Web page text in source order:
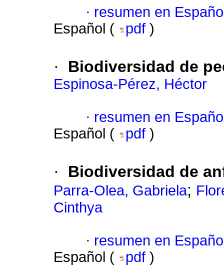
· resumen en
Español (
pdf )
· Biodiversidad de
Espinosa-Pérez, Héctor
· resumen en
Español (
pdf )
· Biodiversidad de
Parra-Olea, Gabriela;
Cinthya
· resumen en
Español (
pdf )